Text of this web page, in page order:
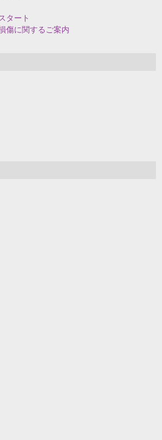
タート
傷に関するご案内